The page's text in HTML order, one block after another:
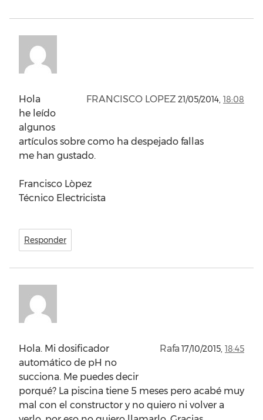
FRANCISCO LOPEZ 21/05/2014, 18:08
Hola
he leído
algunos
artículos sobre como ha despejado fallas
me han gustado.
Francisco Lòpez
Técnico Electricista
Responder
Rafa 17/10/2015, 18:45
Hola. Mi dosificador
automático de pH no
succiona. Me puedes decir
porqué? La piscina tiene 5 meses pero acabé muy
mal con el constructor y no quiero ni volver a